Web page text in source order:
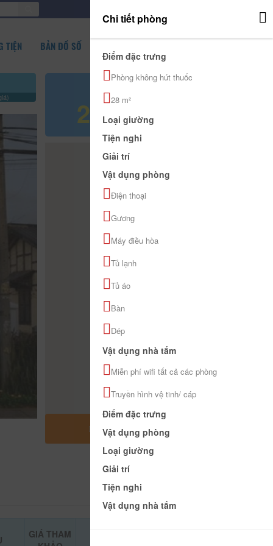
TIỆN BẢN ĐỒ SỐ
Giá tham khảo
250.000 đ
MỞ RỘNG BẢN ĐỒ
GIÁ THAM
Chi tiết phòng
Điểm đặc trưng
Phòng không hút thuốc
28 m²
Loại giường
Tiện nghi
Giải trí
Vật dụng phòng
Điện thoại
Gương
Máy điều hòa
Tủ lạnh
Tủ áo
Bàn
Dép
Vật dụng nhà tắm
Miễn phí wifi tất cả các phòng
Truyền hình vệ tinh/ cáp
Điểm đặc trưng
Vật dụng phòng
Loại giường
Giải trí
Tiện nghi
Vật dụng nhà tắm